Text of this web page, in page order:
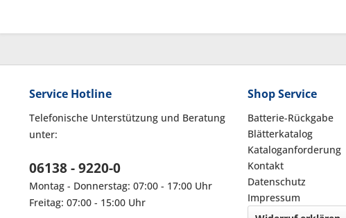
Service Hotline
Telefonische Unterstützung und Beratung
unter:
06138 - 9220-0
Montag - Donnerstag: 07:00 - 17:00 Uhr
Freitag: 07:00 - 15:00 Uhr
Shop Service
Batterie-Rückgabe
Blätterkatalog
Kataloganforderung
Kontakt
Datenschutz
Impressum